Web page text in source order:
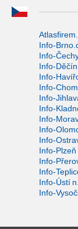
Info-
Info-
Info-Děčín
Info-
Info-
Info-
Info-
Info-
Info-
Info-
Info-Plzeň
Info-
Info-
Info-Ústí
Info-